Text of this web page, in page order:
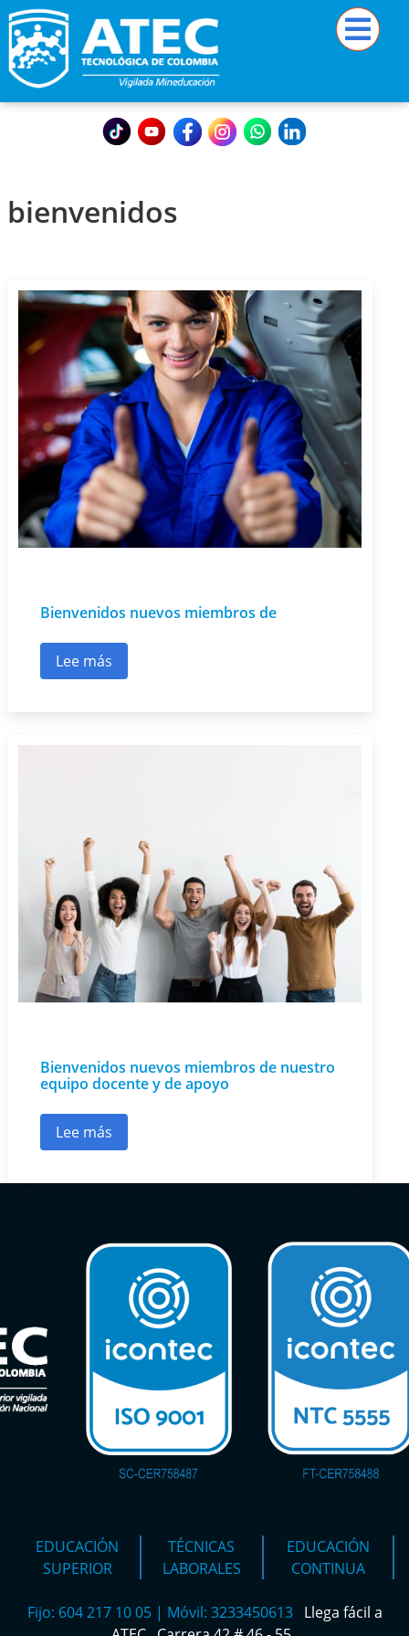
bienvenidos
Bienvenidos nuevos miembros de
Lee más
sobre Bienvenidos nuevos miembros de
Bienvenidos nuevos miembros de nuestro
equipo docente y de apoyo
Lee más
sobre Bienvenidos nuevos miembros de
EDUCACIÓN
SUPERIOR
TÉCNICAS
LABORALES
EDUCACIÓN
CONTINUA
Fijo: 604 217 10 05 | Móvil: 3233450613 Llega fácil a